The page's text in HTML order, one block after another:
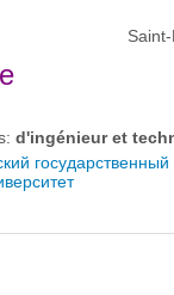
d'ingénieur et
государственный